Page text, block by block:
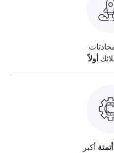
أولاً
أتمتة أكبر